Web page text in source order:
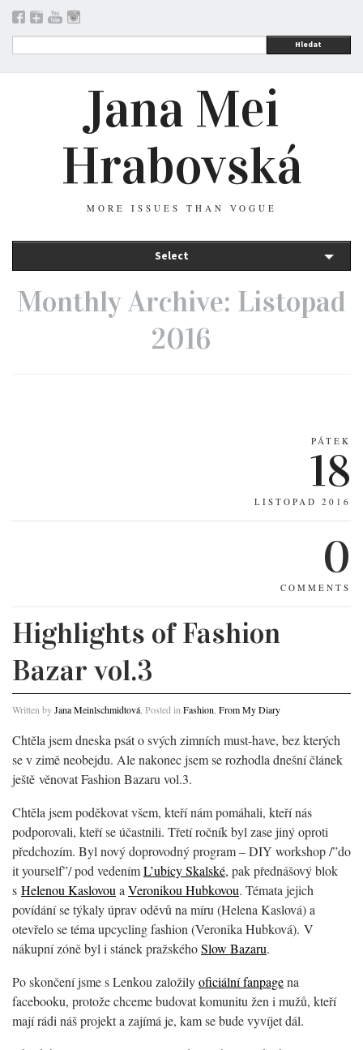
Hledat
Jana Mei
Hrabovská
MORE ISSUES THAN VOGUE
Select
Monthly Archive: Listopad
2016
PÁTEK
18
LISTOPAD 2016
0
COMMENTS
Highlights of Fashion
Bazar vol.3
Written byJana Meinlschmidtová , Posted in Fashion From My Diary
Chtěla jsem dneska psát o svých zimních must-have, bez kterých
se v zimě neobejdu. Ale nakonec jsem se rozhodla dnešní článek
ještě věnovat Fashion Bazaru vol.3.
Chtěla jsem poděkovat všem, kteří nám pomáhali, kteří nás
podporovali, kteří se účastnili. Třetí ročník byl zase jiný oproti
předchozím. Byl nový doprovodný program – DIY workshop /”do
it yourself”/ pod vedenímL’ubicy Skalské, pak přednášový blok
s Helenou Kaslovou a Veronikou Hubkovou. Témata jejich
povídání se týkaly úprav oděvů na míru (Helena Kaslová) a
otevřelo se téma upcycling fashion (Veronika Hubková). V
nákupní zóně byl i stánek pražskéhoSlow Bazaru.
Po skončení jsme s Lenkou založilyoficiální fanpagena
facebooku, protože chceme budovat komunitu žen i mužů, kteří
mají rádi náš projekt a zajímá je, kam se bude vyvíjet dál.